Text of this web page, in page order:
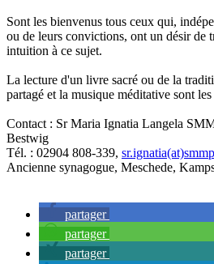
Sont les bienvenus tous ceux qui,
ou de leurs convictions, ont un désir de
intuition à ce sujet.
La lecture d'un livre sacré ou de la
partagé et la musique méditative sont
Contact : Sr Maria Ignatia Langela
Bestwig
Tél. : 02904 808-339,
Ancienne synagogue, Meschede,
partager
partager
partager